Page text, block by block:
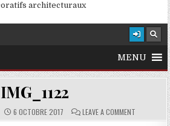
architecturaux
MENU
IMG_1122
PUBLISHED DATE:
6 OCTOBRE 2017 COMMENTS:
LEAVE A COMMENTON